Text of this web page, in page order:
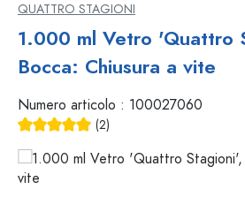
QUATTRO STAGIONI
1.000 ml Vetro 'Quattro
Bocca: Chiusura a vite
Numero articolo : 100027060
(2)